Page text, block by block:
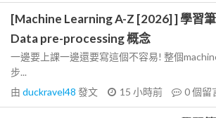
[Machine Learning A-Z [2026] ] 學習
Data pre-processing 概念
一邊要上課一邊還要寫這個不容易! 整個
步...
由 duckravel48 發文 15 小時前 0個留